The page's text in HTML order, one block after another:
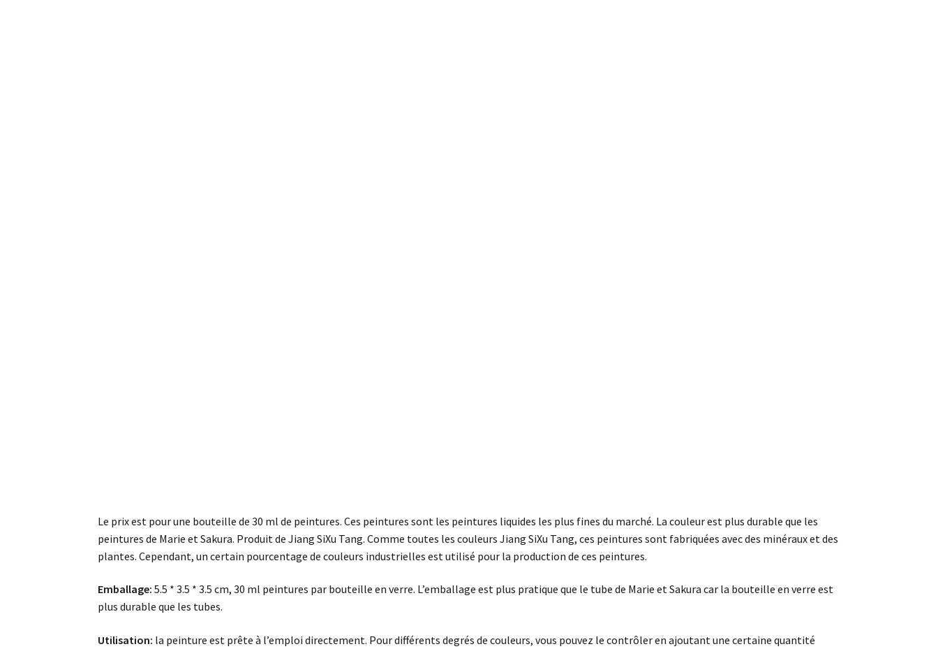
Le prix est pour une bouteille de 30 ml de peintures. Ces peintures sont les peintures liquides les plus fines du marché. La couleur est plus durable que les
peintures de Marie et Sakura. Produit de Jiang SiXu Tang. Comme toutes les couleurs Jiang SiXu Tang, ces peintures sont fabriquées avec des minéraux et des
plantes. Cependant, un certain pourcentage de couleurs industrielles est utilisé pour la production de ces peintures.
Emballage:5.5 * 3.5 * 3.5 cm, 30 ml peintures par bouteille en verre. L’emballage est plus pratique que le tube de Marie et Sakura car la bouteille en verre est
plus durable que les tubes.
Utilisation: la peinture est prête à l’emploi directement. Pour différents degrés de couleurs, vous pouvez le contrôler en ajoutant une certaine quantité